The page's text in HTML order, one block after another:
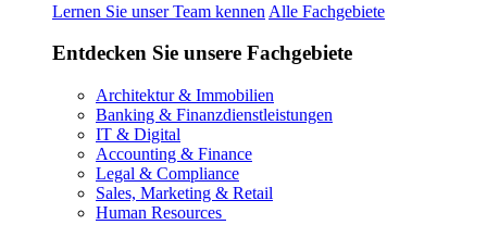
Lernen Sie unser Team kennen Alle Fachgebiete
Entdecken Sie unsere Fachgebiete
Architektur & Immobilien
Banking & Finanzdienstleistungen
IT & Digital
Accounting & Finance
Legal & Compliance
Sales, Marketing & Retail
Human Resources